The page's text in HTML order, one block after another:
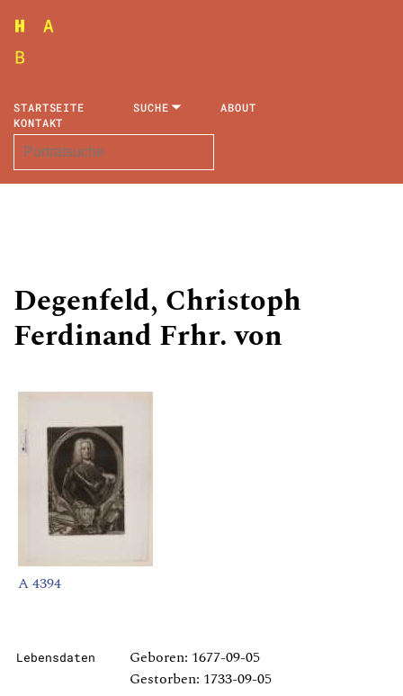
STARTSEITE SUCHE
ABOUT
KONTAKT
Degenfeld, Christoph
Ferdinand Frhr. von
A 4394
Lebensdaten
Geboren: 1677-09-05
Gestorben: 1733-09-05